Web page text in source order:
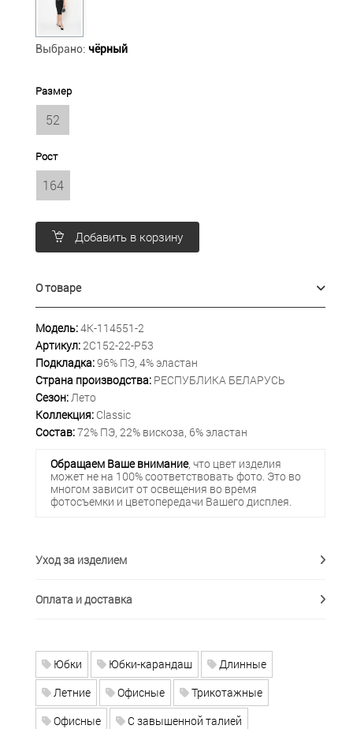
Выбрано: чёрный
Размер
52
Рост
164
Добавить в корзину
О товаре
Модель:4К-114551-2
Артикул:2С152-22-Р53
Подкладка:96% ПЭ, 4% эластан
Страна производства: РЕСПУБЛИКА БЕЛАРУСЬ
Сезон: Лето
Коллекция: Classic
Состав:72% ПЭ, 22% вискоза, 6% эластан
Обращаем Ваше внимание, что цвет изделия
может не на 100% соответствовать фото. Это во
многом зависит от освещения во время
фотосъемки и цветопередачи Вашего дисплея.
Уход за изделием
Оплата и доставка
Юбки Юбки-карандаш
Длинные
Летние
Офисные
Трикотажные
Офисные
С завышенной талией